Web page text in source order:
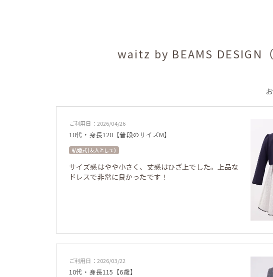
waitz by BEAMS DESIGN
ご利用日：2026/04/26
10代・身長120【普段のサイズM】
結婚式 (友人として)
サイズ感はやや小さく、丈感はひざ上でした。上品な
ドレスで非常に良かったです！
ご利用日：2026/03/22
10代・身長115【6歳】